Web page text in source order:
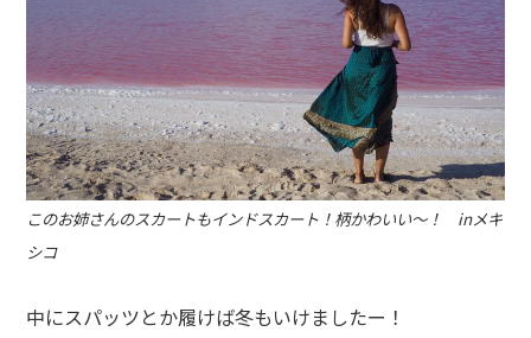
このお姉さんのスカートもインドスカート！柄かわいい〜！ inメキ
シコ
中にスパッツとか履けば冬もいけましたー！